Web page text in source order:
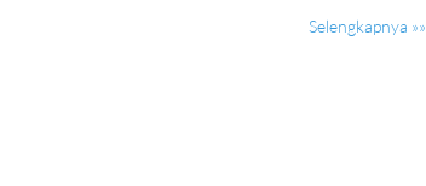
Selengkapnya »»